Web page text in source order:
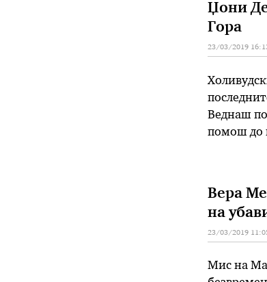
Џони
Гора
23/03/2019
Веднаш по
помош до
Вера
на
23/03/2019
Мис на